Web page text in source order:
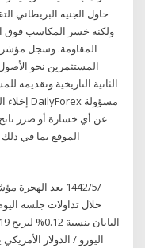
المقاومة. وسجل مؤشر
المستثمرين نحو
عن أي خسارة أو ضرر
الموقع بما في ذلك
خلال تداولات جلسة